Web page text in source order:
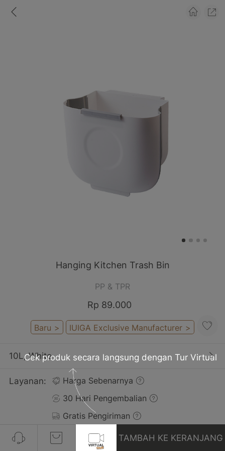
Hanging Kitchen Trash Bin
PP & TPR
Rp 89.000
Baru > IUIGA Exclusive Manufacturer >
10L, White
Layanan:
Harga Sebenarnya
30 Hari Pengembalian
Gratis Pengiriman
Ulasan(9)
TAMBAH KE KERANJANG
Cek produk secara langsung dengan Tur Virtual